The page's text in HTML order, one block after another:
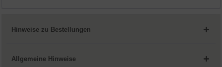
Hinweise zu Bestellungen
Allgemeine Hinweise